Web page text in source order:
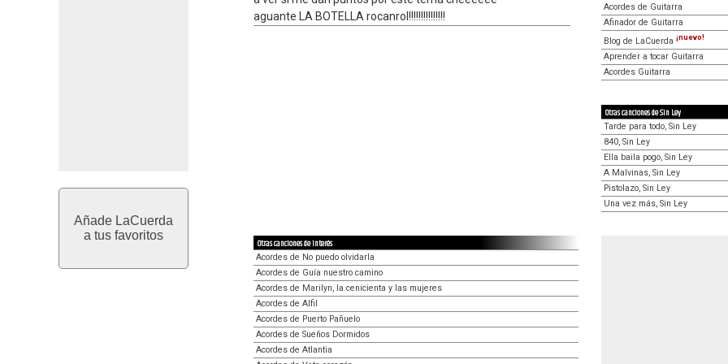
Añade LaCuerda
a tus favoritos
aguante LA BOTELLA rocanrol!!!!!!!!!!!!!!!
Acordes de Guitarra
Afinador de Guitarra
Blog de LaCuerda ¡nuevo!
Aprender a tocar Guitarra
Acordes Guitarra
Otras canciones de Sin Ley
Tarde para todo, Sin Ley
840, Sin Ley
Ella baila pogo, Sin Ley
A Malvinas, Sin Ley
Pistolazo, Sin Ley
Una vez más, Sin Ley
Otras canciones de interés
Acordes de No puedo olvidarla
Acordes de Guía nuestro camino
Acordes de Marilyn, la cenicienta y las mujeres
Acordes de Alfil
Acordes de Puerto Pañuelo
Acordes de Sueños Dormidos
Acordes de Atlantia